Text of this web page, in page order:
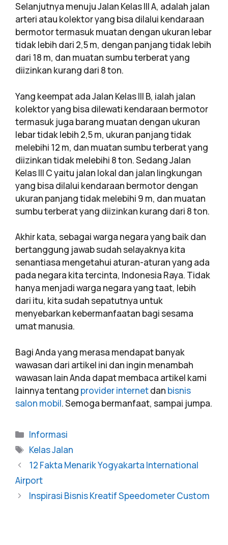
Selanjutnya menuju Jalan Kelas III A, adalah jalan
arteri atau kolektor yang bisa dilalui kendaraan
bermotor termasuk muatan dengan ukuran lebar
tidak lebih dari 2,5 m, dengan panjang tidak lebih
dari 18 m, dan muatan sumbu terberat yang
diizinkan kurang dari 8 ton.
Yang keempat ada Jalan Kelas III B, ialah jalan
kolektor yang bisa dilewati kendaraan bermotor
termasuk juga barang muatan dengan ukuran
lebar tidak lebih 2,5 m, ukuran panjang tidak
melebihi 12 m, dan muatan sumbu terberat yang
diizinkan tidak melebihi 8 ton. Sedang Jalan
Kelas III C yaitu jalan lokal dan jalan lingkungan
yang bisa dilalui kendaraan bermotor dengan
ukuran panjang tidak melebihi 9 m, dan muatan
sumbu terberat yang diizinkan kurang dari 8 ton.
Akhir kata, sebagai warga negara yang baik dan
bertanggung jawab sudah selayaknya kita
senantiasa mengetahui aturan-aturan yang ada
pada negara kita tercinta, Indonesia Raya. Tidak
hanya menjadi warga negara yang taat, lebih
dari itu, kita sudah sepatutnya untuk
menyebarkan kebermanfaatan bagi sesama
umat manusia.
Bagi Anda yang merasa mendapat banyak
wawasan dari artikel ini dan ingin menambah
wawasan lain Anda dapat membaca artikel kami
lainnya tentang provider internetdan bisnis
salon mobil. Semoga bermanfaat, sampai jumpa.
Informasi
Kelas Jalan
12 Fakta Menarik Yogyakarta International
Airport
Inspirasi Bisnis Kreatif Speedometer Custom